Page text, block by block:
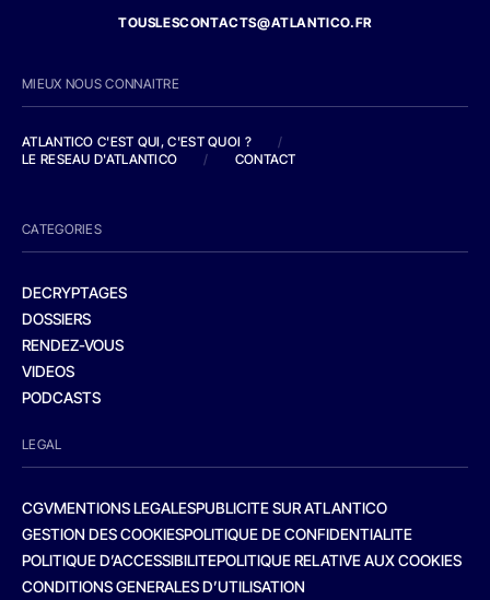
TOUSLESCONTACTS@ATLANTICO.FR
MIEUX NOUS CONNAITRE
ATLANTICO C'EST QUI, C'EST QUOI ?
/
LE RESEAU D'ATLANTICO
/ CONTACT
CATEGORIES
DECRYPTAGES
DOSSIERS
RENDEZ-VOUS
VIDEOS
PODCASTS
LEGAL
CGVMENTIONS LEGALESPUBLICITE SUR ATLANTICO
GESTION DES COOKIESPOLITIQUE DE CONFIDENTIALITE
POLITIQUE D’ACCESSIBILITEPOLITIQUE RELATIVE AUX COOKIES
CONDITIONS GENERALES D’UTILISATION